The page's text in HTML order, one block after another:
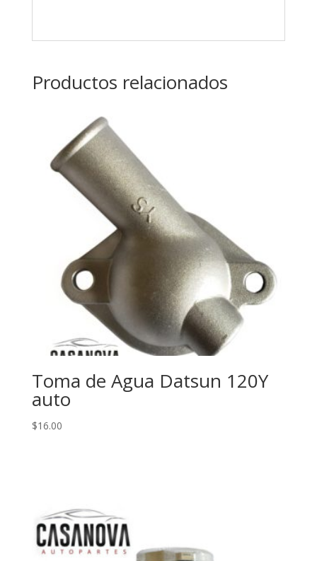
Productos relacionados
Toma de Agua Datsun 120Y
auto
$16.00